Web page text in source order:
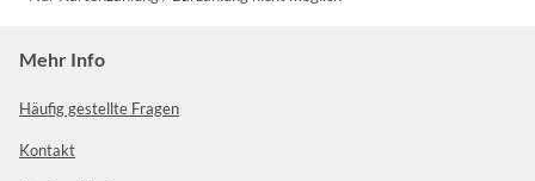
Mehr Info
Häufig gestellte Fragen
Kontakt